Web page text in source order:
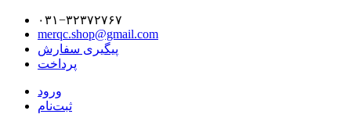
۰۳۱−۳۲۳۷۲۷۶۷
merqc.shop@gmail.com
پیگیری سفارش
پرداخت
ورود
ثبت‌نام